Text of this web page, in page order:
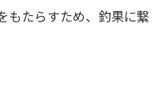
もたらすため、釣果に繋